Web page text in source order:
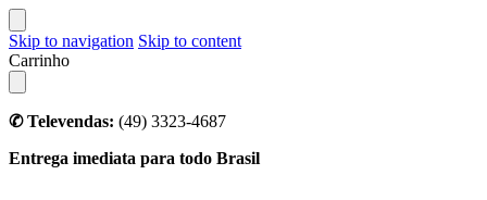
Skip to navigation Skip to content
Carrinho
✆ Televendas: (49) 3323-4687
Entrega imediata para todo Brasil